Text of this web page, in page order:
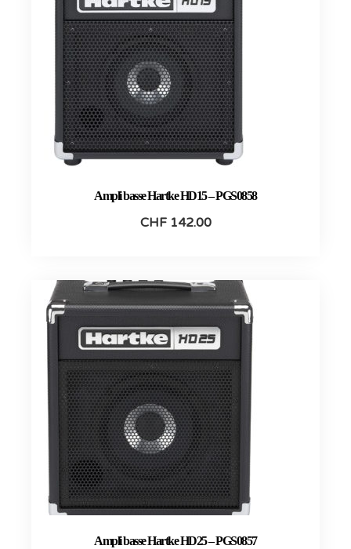
Ampli basse Hartke HD15 – PGS0858
CHF142.00
Ampli basse Hartke HD25 – PGS0857